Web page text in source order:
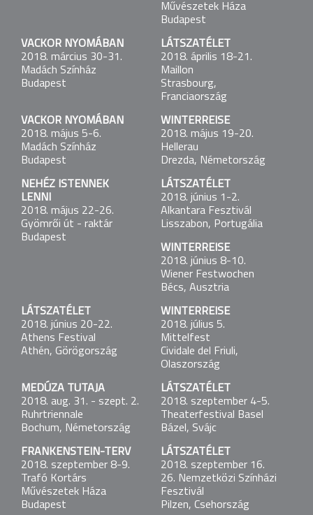
LÁTSZATÉLET
2017. augusztus 3-5.
Theaterfestival Boulevard
LÁTSZATÉLET
2017. augusztus 26-28.
Theater Spektakel
FRANKENSTEIN-TERV
2017. szeptember 9-10.
Trafó Kortárs Művészetek Háza
Budapest
LÁTSZATÉLET
2017. október 7-8.
Baltic House Festival
LÁTSZATÉLET
2017. október 13.
Sirenos Festival
Vilnius, Litvánia
LÁTSZATÉLET
2017. október 19.
Spring in Autumn
Művészetek Háza
Budapest
VACKOR NYOMÁBAN
2018. március 30-31.
Madách Színház
Budapest
LÁTSZATÉLET
2018. április 18-21.
Maillon
Strasbourg,
Franciaország
VACKOR NYOMÁBAN
2018. május 5-6.
Madách Színház
Budapest
WINTERREISE
2018. május 19-20.
Hellerau
Drezda, Németország
NEHÉZ ISTENNEK
LENNI
2018. május 22-26.
Gyömrői út - raktár
Budapest
LÁTSZATÉLET
2018. június 1-2.
Alkantara Fesztivál
Lisszabon, Portugália
WINTERREISE
2018. június 8-10.
Wiener Festwochen
Bécs, Ausztria
LÁTSZATÉLET
2018. június 20-22.
Athens Festival
Athén, Görögország
WINTERREISE
2018. július 5.
Mittelfest
Cividale del Friuli,
Olaszország
MEDÚZA TUTAJA
2018. aug. 31. - szept. 2.
Ruhrtriennale
Bochum, Németország
LÁTSZATÉLET
2018. szeptember 4-5.
Theaterfestival Basel
Bázel, Svájc
FRANKENSTEIN-TERV
2018. szeptember 8-9.
Trafó Kortárs
Művészetek Háza
Budapest
LÁTSZATÉLET
2018. szeptember 16.
26. Nemzetközi Színházi
Fesztivál
Pilzen, Csehország